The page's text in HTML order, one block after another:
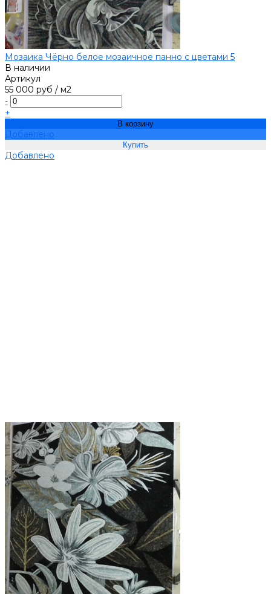
Мозаика Чёрно белое мозаичное панно с цветами 5
В наличии
Артикул
55 000 руб / м2
-
+
В корзину
Добавлено
Добавлено